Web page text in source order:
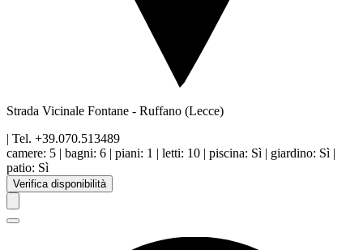
Strada Vicinale Fontane - Ruffano (Lecce)
| Tel. +39.070.513489
camere: 5 | bagni: 6 | piani: 1 | letti: 10 | piscina: Sì | giardino: Sì |
patio: Sì
Verifica disponibilità